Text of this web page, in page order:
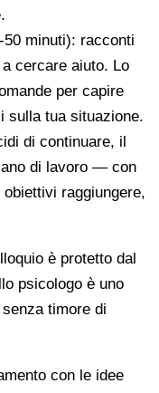
50 minuti): racconti
cercare aiuto. Lo
per capire
sulla tua situazione.
di continuare, il
di lavoro — con
raggiungere,
è protetto dal
psicologo è uno
timore di
con le idee